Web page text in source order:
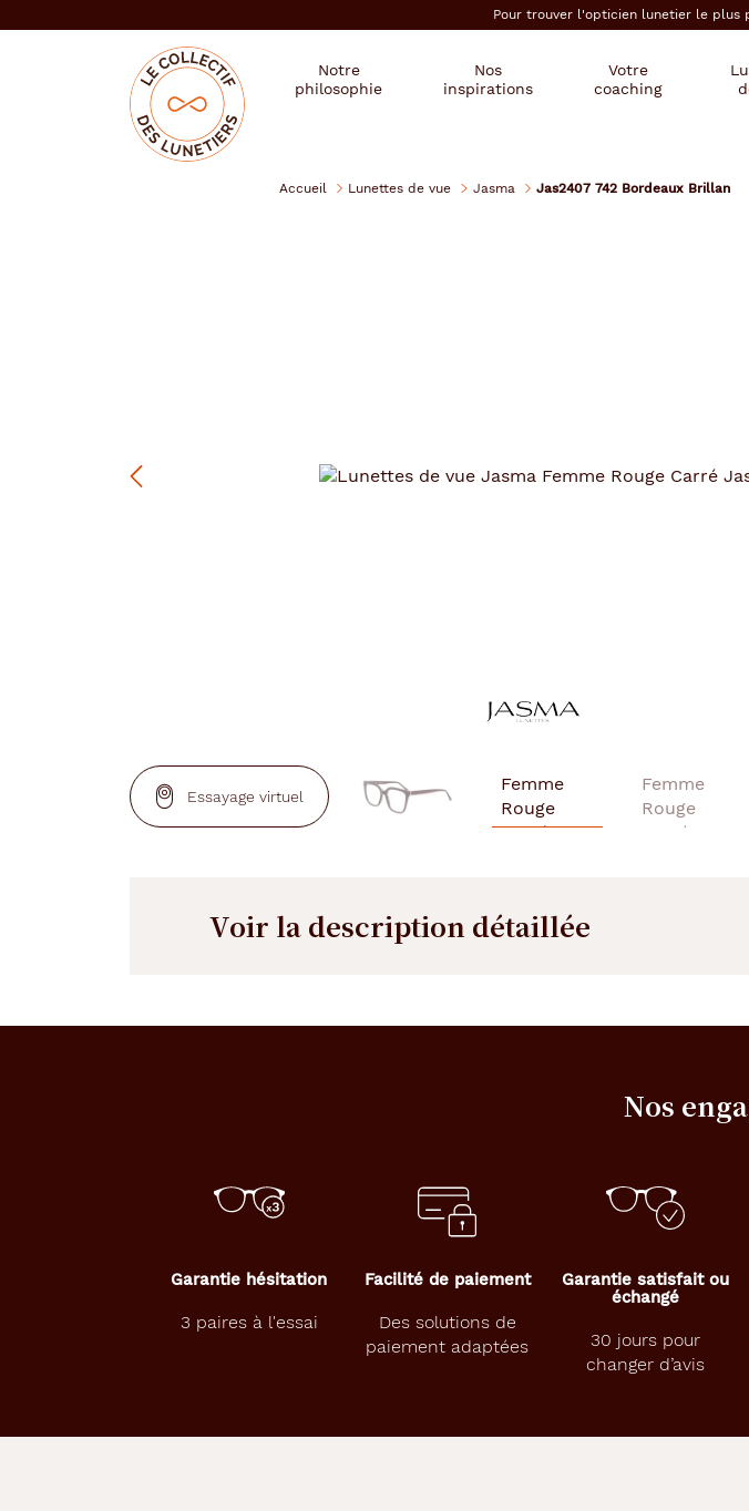
Pour trouver l'opticien lunetier le plus
Opticien
le
collectif
des
lunetiers
Notre
philosophie
Nos
inspirations
Votre
coaching
Accueil Lunettes de vue Jasma Jas2407 742 Bordeaux Brillan
Précédent
Essayage virtuel
Voir la description détaillée
é
Nos
Garantie hésitation
3 paires à l'essai
Facilité de paiement
Des solutions de
paiement adaptées
Garantie satisfait ou
échangé
30 jours pour
changer d’avis